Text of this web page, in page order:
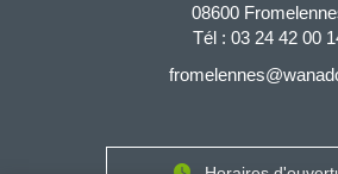
08600
Tél : 03 24 42 00